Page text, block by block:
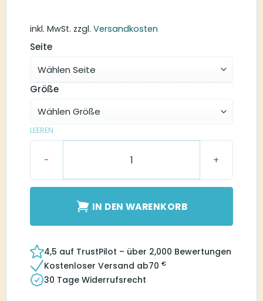
inkl. MwSt. zzgl. Versandkosten
Seite
Größe
LEEREN
IN DEN WARENKORB
4,5 auf TrustPilot – über 2,000 Bewertungen
Kostenloser Versand ab70 €
30 Tage Widerrufsrecht